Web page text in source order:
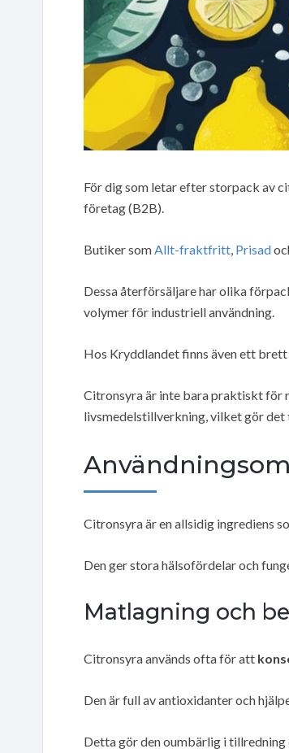
För dig som letar efter storpack av
företag (B2B).
Butiker som Allt-fraktfritt Prisad
Dessa återförsäljare har olika
volymer för industriell användning.
Hos Kryddlandet finns även ett
Citronsyra är inte bara praktiskt för
livsmedelstillverkning, vilket gör
Citronsyra är en allsidig ingrediens
Den ger stora hälsofördelar och
Matlagning och
Citronsyra används ofta för att
Den är full av antioxidanter och
Detta gör den oumbärlig i